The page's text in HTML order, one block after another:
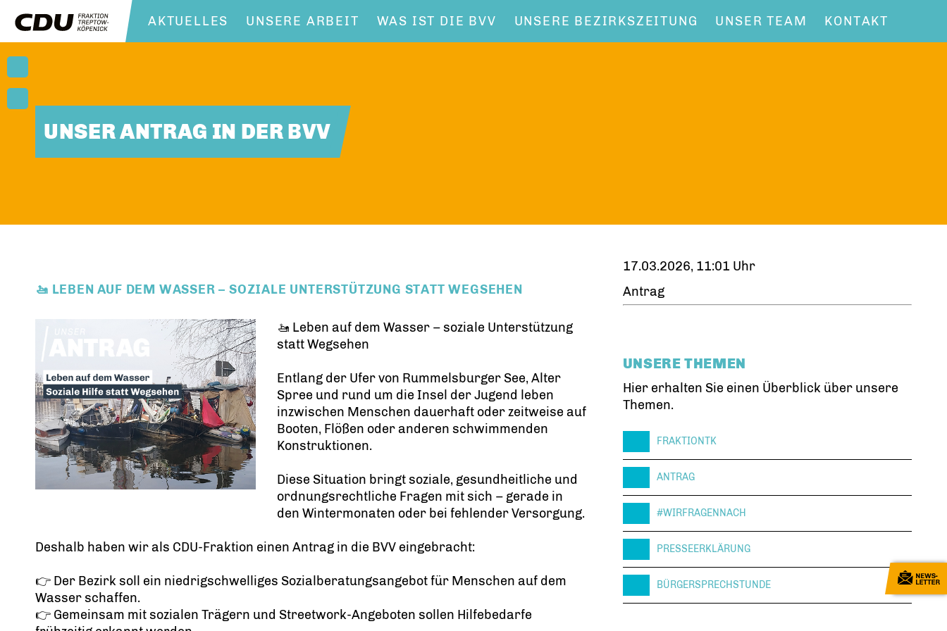
AKTUELLES UNSERE ARBEIT WAS IST DIE BVV UNSERE BEZIRKSZEITUNG UNSER TEAM KONTAKT
UNSER ANTRAG IN DER BVV
🚤 LEBEN AUF DEM WASSER – SOZIALE UNTERSTÜTZUNG STATT WEGSEHEN
🚤 Leben auf dem Wasser – soziale Unterstützung
statt Wegsehen
Entlang der Ufer von Rummelsburger See, Alter
Spree und rund um die Insel der Jugend leben
inzwischen Menschen dauerhaft oder zeitweise auf
Booten, Flößen oder anderen schwimmenden
Konstruktionen.
Diese Situation bringt soziale, gesundheitliche und
ordnungsrechtliche Fragen mit sich – gerade in
den Wintermonaten oder bei fehlender Versorgung.
Deshalb haben wir als CDU-Fraktion einen Antrag in die BVV eingebracht:
👉 Der Bezirk soll ein niedrigschwelliges Sozialberatungsangebot für Menschen auf dem
Wasser schaffen.
👉 Gemeinsam mit sozialen Trägern und Streetwork-Angeboten sollen Hilfebedarfe
17.03.2026, 11:01 Uhr
Antrag
UNSERE THEMEN
Hier erhalten Sie einen Überblick über unsere
Themen.
FRAKTIONTK
ANTRAG
#WIRFRAGENNACH
PRESSEERKLÄRUNG
BÜRGERSPRECHSTUNDE